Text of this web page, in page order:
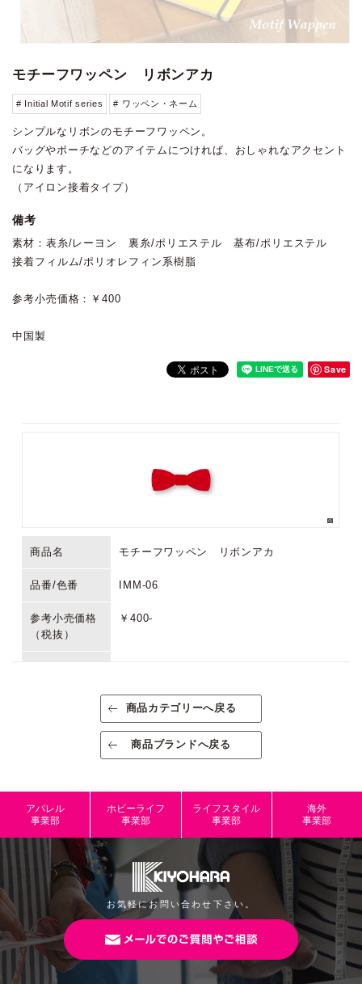
モチーフワッペン リボンアカ
# Initial Motif series # ワッペン・ネーム
シンプルなリボンのモチーフワッペン。
バッグやポーチなどのアイテムにつければ、おしゃれなアクセント
になります。
（アイロン接着タイプ）
備考
素材：表糸/レーヨン 裏糸/ポリエステル 基布/ポリエステル
接着フィルム/ポリオレフィン系樹脂
参考小売価格：￥400
中国製
Save
商品名 モチーフワッペン リボンアカ
品番/色番 IMM-06
参考小売価格
（税抜）
￥400-
表糸/レーヨン 裏糸/ポリエステル 基布/ポ
リエステル 接着フィルム/ポリオレフィン
系樹脂
イズ
本体サイズ
JANコード 4965492817351
商品カテゴリーへ戻る
商品ブランドへ戻る
アパレル
事業部
ホビーライフ
事業部
ライフスタイル
事業部
海外
事業部
お気軽にお問い合わせ下さい。